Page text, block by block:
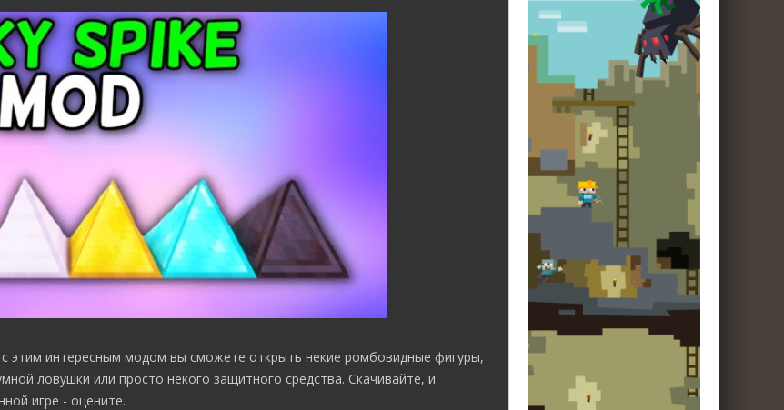
с этим интересным модом вы сможете открыть некие ромбовидные фигуры,
ловушки или просто некого защитного средства. Скачивайте, и
игре - оцените.